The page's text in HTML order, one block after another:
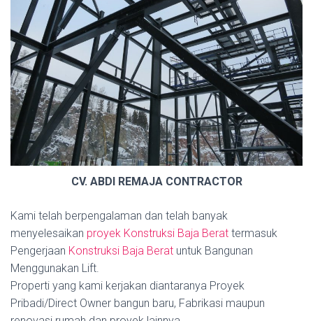
CV. ABDI REMAJA CONTRACTOR
Kami telah berpengalaman dan telah banyak
menyelesaikan proyek Konstruksi Baja Berat termasuk
Pengerjaan Konstruksi Baja Berat untuk Bangunan
Menggunakan Lift.
Properti yang kami kerjakan diantaranya Proyek
Pribadi/Direct Owner bangun baru, Fabrikasi maupun